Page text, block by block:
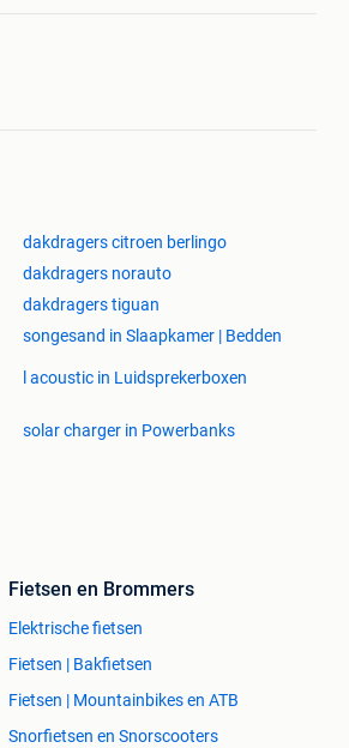
dakdragers citroen berlingo
dakdragers norauto
dakdragers tiguan
songesand in Slaapkamer | Bedden
l acoustic in Luidsprekerboxen
solar charger in Powerbanks
Fietsen en Brommers
Elektrische fietsen
Fietsen | Bakfietsen
Fietsen | Mountainbikes en ATB
Snorfietsen en Snorscooters